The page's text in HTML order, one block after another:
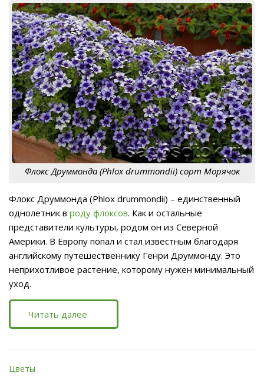
Флокс Друммонда (Phlox drummondii) сорт Морячок
Флокс Друммонда (Phlox drummondii) – единственный
однолетник в роду флоксов. Как и остальные
представители культуры, родом он из Северной
Америки. В Европу попал и стал известным благодаря
английскому путешественнику Генри Друммонду. Это
неприхотливое растение, которому нужен минимальный
уход.
Читать далее
Цветы